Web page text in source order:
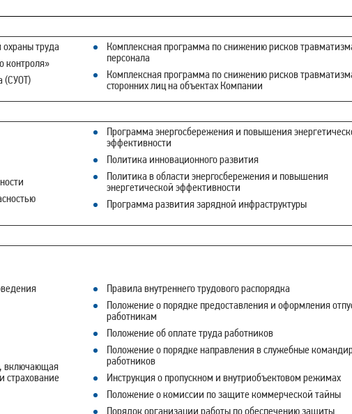
труда
контроля»
(СУОТ)
Комплексная программа по снижению рисков
персонала
Комплексная программа по снижению рисков
сторонних лиц на объектах Компании
Программа энергосбережения и повышения
эффективности
Политика инновационного развития
Политика в области энергосбережения и повышения
энергетической эффективности
Программа развития зарядной инфраструктуры
включающая
страхование
Правила внутреннего трудового распорядка
Положение о порядке предоставления и оформления
работникам
Положение об оплате труда работников
Положение о порядке направления в служебные
работников
Инструкция о пропускном и внутриобъектовом режимах
Положение о комиссии по защите коммерческой тайны
Порядок организации работы по обеспечению защиты